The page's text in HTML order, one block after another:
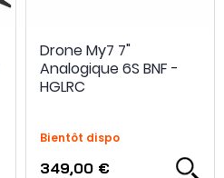
Drone My7 7"
Analogique 6S BNF -
HGLRC
Bientôt dispo
349,00 €